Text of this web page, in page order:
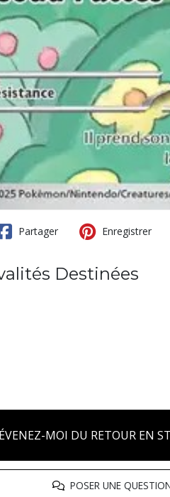
Partager Enregistrer
Destinées
MOI DU RETOUR EN
POSER UNE